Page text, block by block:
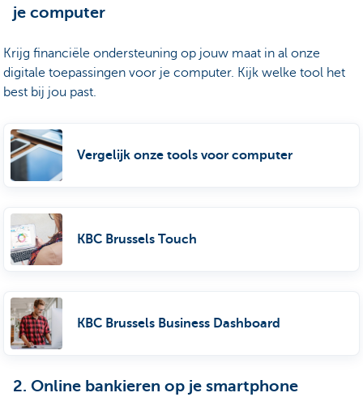
je computer
Krijg financiële ondersteuning op jouw maat in al onze
digitale toepassingen voor je computer. Kijk welke tool het
best bij jou past.
Vergelijk onze tools voor computer
KBC Brussels Touch
KBC Brussels Business Dashboard
2. Online bankieren op je smartphone